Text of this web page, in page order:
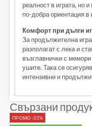
реалност в играта, но
по-добра ориентация в
Комфорт при дълги
За продължителна
разполагат с лека и
възглавнички с
ушите. Така се
интензивни и
Свързани
ПРОМО -33%